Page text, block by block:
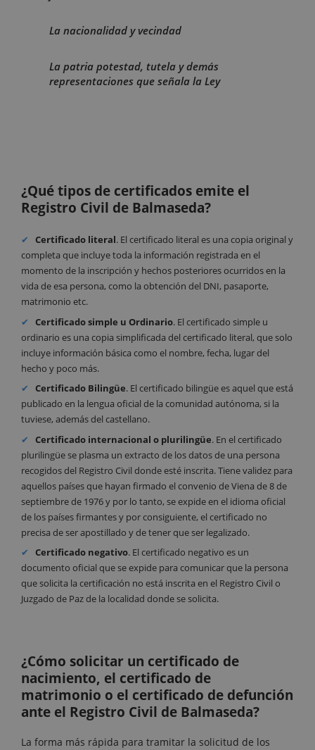
La nacionalidad y vecindad
La patria potestad, tutela y demás
representaciones que señala la Ley
¿Qué tipos de certificados emite el
Registro Civil de Balmaseda?
Certificado literal. El certificado literal es una copia original y
completa que incluye toda la información registrada en el
momento de la inscripción y hechos posteriores ocurridos en la
vida de esa persona, como la obtención del DNI, pasaporte,
matrimonio etc.
Certificado simple u Ordinario. El certificado simple u
ordinario es una copia simplificada del certificado literal, que solo
incluye información básica como el nombre, fecha, lugar del
hecho y poco más.
Certificado Bilingüe. El certificado bilingüe es aquel que está
publicado en la lengua oficial de la comunidad autónoma, si la
tuviese, además del castellano.
Certificado internacional o plurilingüe. En el certificado
plurilingüe se plasma un extracto de los datos de una persona
recogidos del Registro Civil donde esté inscrita. Tiene validez para
aquellos países que hayan firmado el convenio de Viena de 8 de
septiembre de 1976 y por lo tanto, se expide en el idioma oficial
de los países firmantes y por consiguiente, el certificado no
precisa de ser apostillado y de tener que ser legalizado.
Certificado negativo. El certificado negativo es un
documento oficial que se expide para comunicar que la persona
que solicita la certificación no está inscrita en el Registro Civil o
Juzgado de Paz de la localidad donde se solicita.
¿Cómo solicitar un certificado de
nacimiento, el certificado de
matrimonio o el certificado de defunción
ante el Registro Civil de Balmaseda?
La forma más rápida para tramitar la solicitud de los